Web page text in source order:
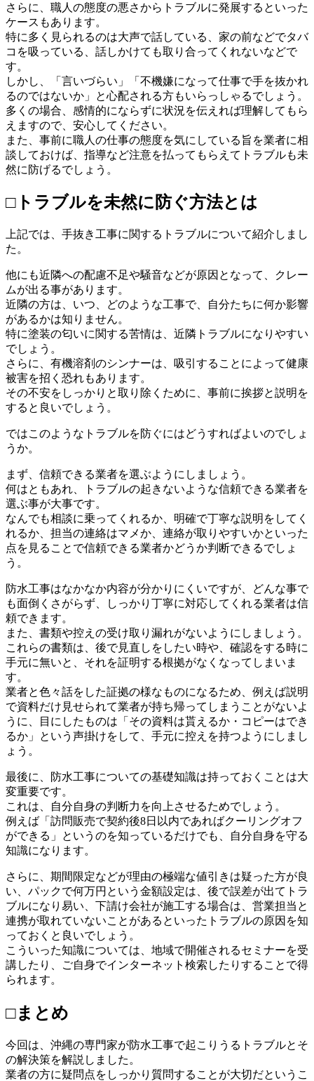
さらに、職人の態度の悪さからトラブルに発展するといった
ケースもあります。
特に多く見られるのは大声で話している、家の前などでタバ
コを吸っている、話しかけても取り合ってくれないなどで
す。
しかし、「言いづらい」「不機嫌になって仕事で手を抜かれ
るのではないか」と心配される方もいらっしゃるでしょう。
多くの場合、感情的にならずに状況を伝えれば理解してもら
えますので、安心してください。
また、事前に職人の仕事の態度を気にしている旨を業者に相
談しておけば、指導など注意を払ってもらえてトラブルも未
然に防げるでしょう。
□トラブルを未然に防ぐ方法とは
上記では、手抜き工事に関するトラブルについて紹介しまし
た。
他にも近隣への配慮不足や騒音などが原因となって、クレー
ムが出る事があります。
近隣の方は、いつ、どのような工事で、自分たちに何か影響
があるかは知りません。
特に塗装の匂いに関する苦情は、近隣トラブルになりやすい
でしょう。
さらに、有機溶剤のシンナーは、吸引することによって健康
被害を招く恐れもあります。
その不安をしっかりと取り除くために、事前に挨拶と説明を
すると良いでしょう。
ではこのようなトラブルを防ぐにはどうすればよいのでしょ
うか。
まず、信頼できる業者を選ぶようにしましょう。
何はともあれ、トラブルの起きないような信頼できる業者を
選ぶ事が大事です。
なんでも相談に乗ってくれるか、明確で丁寧な説明をしてく
れるか、担当の連絡はマメか、連絡が取りやすいかといった
点を見ることで信頼できる業者かどうか判断できるでしょ
う。
防水工事はなかなか内容が分かりにくいですが、どんな事で
も面倒くさがらず、しっかり丁寧に対応してくれる業者は信
頼できます。
また、書類や控えの受け取り漏れがないようにしましょう。
これらの書類は、後で見直しをしたい時や、確認をする時に
手元に無いと、それを証明する根拠がなくなってしまいま
す。
業者と色々話をした証拠の様なものになるため、例えば説明
で資料だけ見せられて業者が持ち帰ってしまうことがないよ
うに、目にしたものは「その資料は貰えるか・コピーはでき
るか」という声掛けをして、手元に控えを持つようにしまし
ょう。
最後に、防水工事についての基礎知識は持っておくことは大
変重要です。
これは、自分自身の判断力を向上させるためでしょう。
例えば「訪問販売で契約後8日以内であればクーリングオフ
ができる」というのを知っているだけでも、自分自身を守る
知識になります。
さらに、期間限定などが理由の極端な値引きは疑った方が良
い、パックで何万円という金額設定は、後で誤差が出てトラ
ブルになり易い、下請け会社が施工する場合は、営業担当と
連携が取れていないことがあるといったトラブルの原因を知
っておくと良いでしょう。
こういった知識については、地域で開催されるセミナーを受
講したり、ご自身でインターネット検索したりすることで得
られます。
□まとめ
今回は、沖縄の専門家が防水工事で起こりうるトラブルとそ
の解決策を解説しました。
業者の方に疑問点をしっかり質問することが大切だというこ